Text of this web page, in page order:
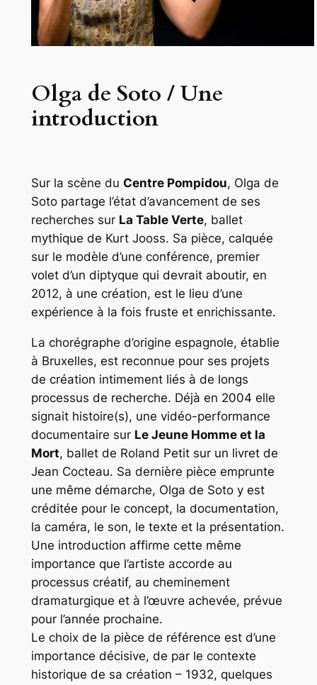
Olga de Soto / Une
introduction
Sur la scène du Centre Pompidou, Olga de
Soto partage l’état d’avancement de ses
recherches sur La Table Verte, ballet
mythique de Kurt Jooss. Sa pièce, calquée
sur le modèle d’une conférence, premier
volet d’un diptyque qui devrait aboutir, en
2012, à une création, est le lieu d’une
expérience à la fois fruste et enrichissante.
La chorégraphe d’origine espagnole, établie
à Bruxelles, est reconnue pour ses projets
de création intimement liés à de longs
processus de recherche. Déjà en 2004 elle
signait histoire(s), une vidéo-performance
documentaire sur Le Jeune Homme et la
Mort, ballet de Roland Petit sur un livret de
Jean Cocteau. Sa dernière pièce emprunte
une même démarche, Olga de Soto y est
créditée pour le concept, la documentation,
la caméra, le son, le texte et la présentation.
Une introduction affirme cette même
importance que l’artiste accorde au
processus créatif, au cheminement
dramaturgique et à l’œuvre achevée, prévue
pour l’année prochaine.
Le choix de la pièce de référence est d’une
importance décisive, de par le contexte
historique de sa création – 1932, quelques